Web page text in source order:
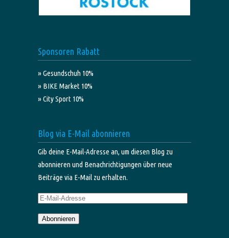
Sponsoren Rabatt
» Gesundschuh 10%
» BIKE Market 10%
» City Sport 10%
Blog via E-Mail abonnieren
Gib deine E-Mail-Adresse an, um diesen Blog zu
abonnieren und Benachrichtigungen über neue
Beiträge via E-Mail zu erhalten.
E-
Adresse
Abonnieren